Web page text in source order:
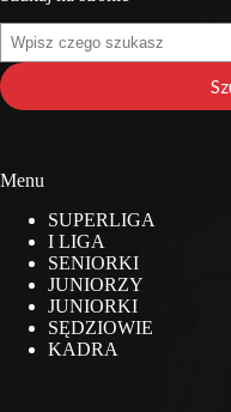
Szukaj
na
stronie
Menu
SUPERLIGA
I LIGA
SENIORKI
JUNIORZY
JUNIORKI
SĘDZIOWIE
KADRA